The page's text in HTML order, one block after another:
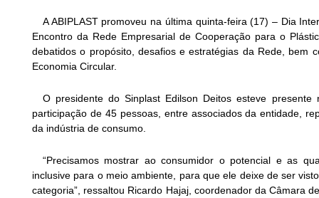
A ABIPLAST promoveu na última quinta-feira (17) – Dia
Encontro da Rede Empresarial de Cooperação para o
debatidos o propósito, desafios e estratégias da Rede, bem
Economia Circular.
O presidente do Sinplast Edilson Deitos esteve
participação de 45 pessoas, entre associados da entidade,
da indústria de consumo.
“Precisamos mostrar ao consumidor o potencial e as
inclusive para o meio ambiente, para que ele deixe de ser
categoria”, ressaltou Ricardo Hajaj, coordenador da Câmara